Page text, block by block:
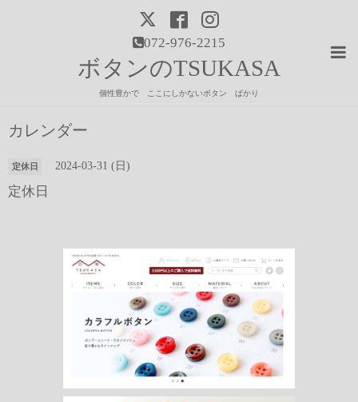
072-976-2215
ボタンのTSUKASA
個性豊かで ここにしかないボタン ばかり
カレンダー
定休日 2024-03-31 (日)
定休日